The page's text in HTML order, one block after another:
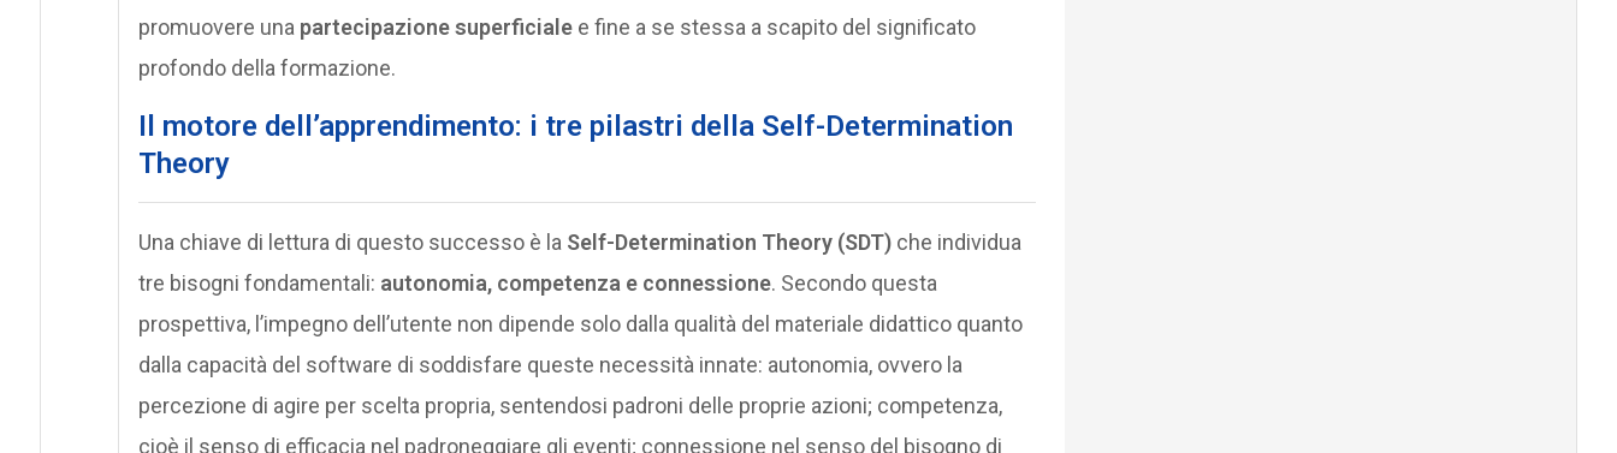
promuovere una partecipazione superficialee fine a se stessa a scapito del significato
profondo della formazione.
Il motore dell’apprendimento: i tre pilastri della Self-Determination
Theory
Una chiave di lettura di questo successo è la Self-Determination Theory (SDT)che individua
tre bisogni fondamentali: autonomia, competenza e connessione. Secondo questa
prospettiva, l’impegno dell’utente non dipende solo dalla qualità del materiale didattico quanto
dalla capacità del software di soddisfare queste necessità innate: autonomia, ovvero la
percezione di agire per scelta propria, sentendosi padroni delle proprie azioni; competenza,
cioè il senso di efficacia nel padroneggiare gli eventi; connessione nel senso del bisogno di